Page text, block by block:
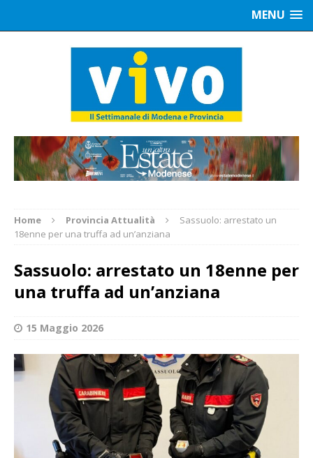
MENU
Home Provincia Attualità
Sassuolo: arrestato un
18enne per una truffa ad un’anziana
Sassuolo: arrestato un 18enne per
una truffa ad un’anziana
15 Maggio 2026